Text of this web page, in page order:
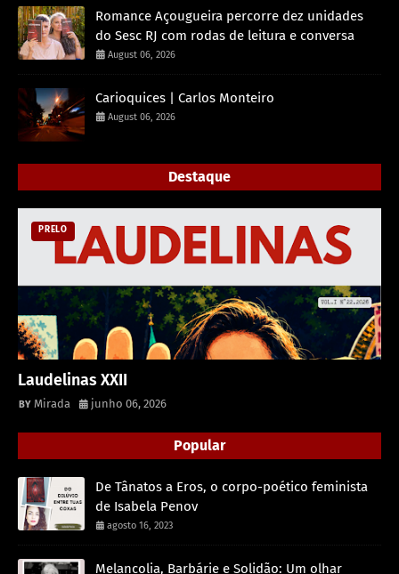
Romance Açougueira percorre dez unidades
do Sesc RJ com rodas de leitura e conversa
August 06, 2026
Carioquices | Carlos Monteiro
August 06, 2026
Destaque
PRELO
Laudelinas XXII
Mirada junho 06, 2026
Popular
De Tânatos a Eros, o corpo-poético feminista
de Isabela Penov
agosto 16, 2023
Melancolia, Barbárie e Solidão: Um olhar